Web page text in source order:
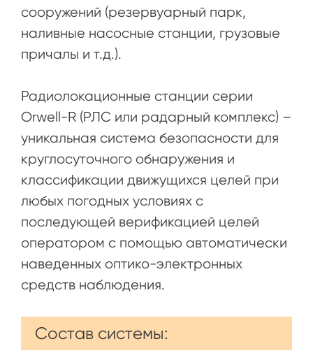
сооружений (резервуарный парк,
наливные насосные станции, грузовые
причалы и т.д.).
Радиолокационные станции серии
Orwell-R (РЛС или радарный комплекс) –
уникальная система безопасности для
круглосуточного обнаружения и
классификации движущихся целей при
любых погодных условиях с
последующей верификацией целей
оператором с помощью автоматически
наведенных оптико-электронных
средств наблюдения.
Состав системы: